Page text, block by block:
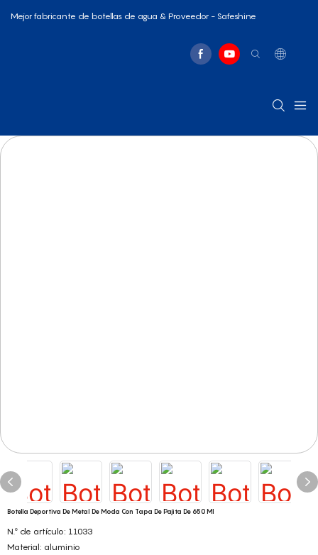
Mejor fabricante de botellas de agua & Proveedor - Safeshine
Botella Deportiva De Metal De Moda Con Tapa De Pajita De 650 Ml
N.º de artículo: 11033
Material: aluminio